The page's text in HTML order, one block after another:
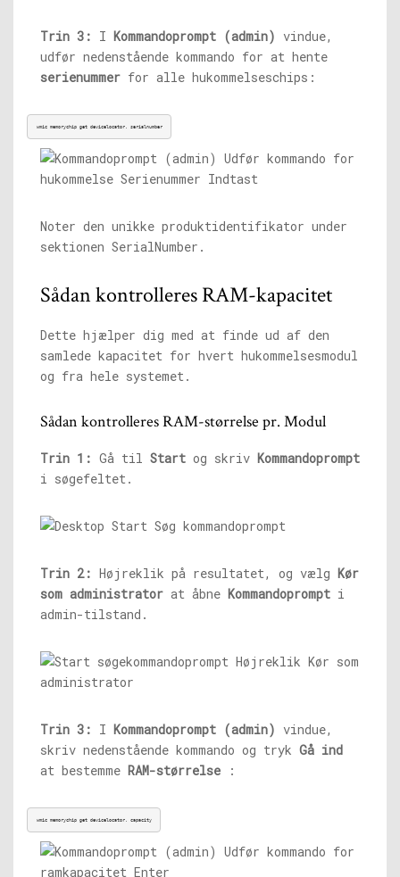
Trin 3: I Kommandoprompt (admin) vindue,
udfør nedenstående kommando for at hente
serienummer for alle hukommelseschips:
wmic memorychip get devicelocator, serialnumber
Noter den unikke produktidentifikator under
sektionen SerialNumber.
Sådan kontrolleres RAM-kapacitet
Dette hjælper dig med at finde ud af den
samlede kapacitet for hvert hukommelsesmodul
og fra hele systemet.
Sådan kontrolleres RAM-størrelse pr. Modul
Trin 1: Gå til Start og skriv Kommandoprompt
i søgefeltet.
Trin 2: Højreklik på resultatet, og vælg Kør
som administrator at åbne Kommandoprompt i
admin-tilstand.
Trin 3: I Kommandoprompt (admin) vindue,
skriv nedenstående kommando og tryk Gå ind
at bestemme RAM-størrelse :
wmic memorychip get devicelocator, capacity